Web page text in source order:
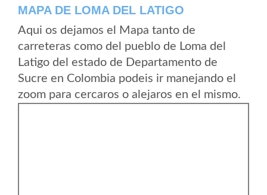
MAPA DE LOMA DEL LATIGO
Aqui os dejamos el Mapa tanto de
carreteras como del pueblo de Loma del
Latigo del estado de Departamento de
Sucre en Colombia podeis ir manejando el
zoom para cercaros o alejaros en el mismo.